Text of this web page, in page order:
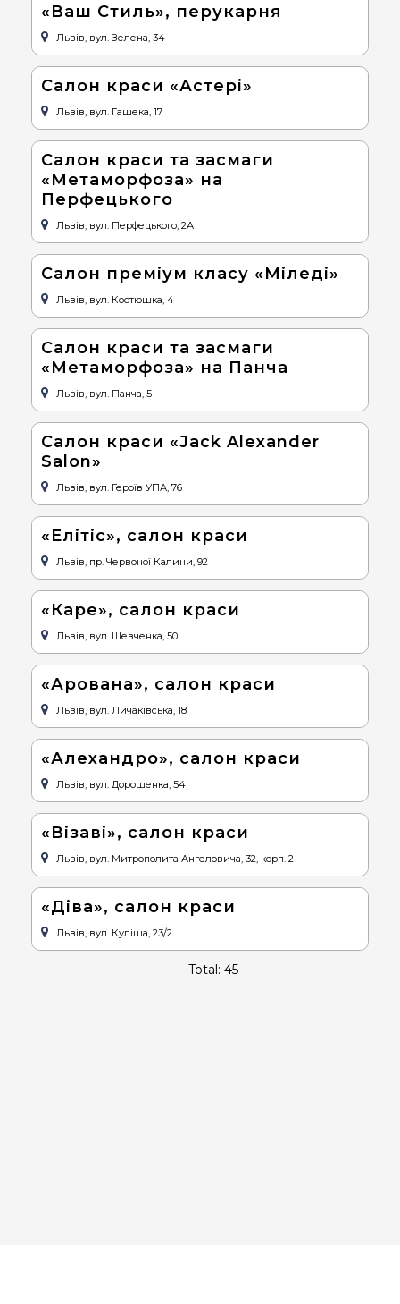
«Ваш Стиль», перукарня
Львів, вул. Зелена, 34
Салон краси «Астері»
Львів, вул. Гашека, 17
Cалон краси та засмаги
«Метаморфоза» на
Перфецького
Львів, вул. Перфецького, 2А
Салон преміум класу «Міледі»
Львів, вул. Костюшка, 4
Салон краси та засмаги
«Метаморфоза» на Панча
Львів, вул. Панча, 5
Салон краси «Jack Alexander
Salon»
Львів, вул. Героїв УПА, 76
«Елітіс», салон краси
Львів, пр. Червоної Калини, 92
«Каре», салон краси
Львів, вул. Шевченка, 50
«Арована», салон краси
Львів, вул. Личаківська, 18
«Алехандро», салон краси
Львів, вул. Дорошенка, 54
«Візаві», салон краси
Львів, вул. Митрополита Ангеловича, 32, корп. 2
«Діва», салон краси
Львів, вул. Куліша, 23/2
Total: 45